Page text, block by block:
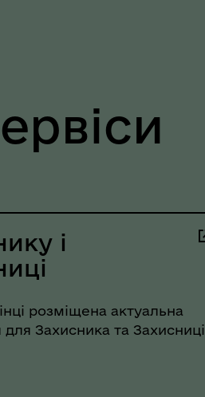
і
розміщена актуальна
для Захисника та Захисниці